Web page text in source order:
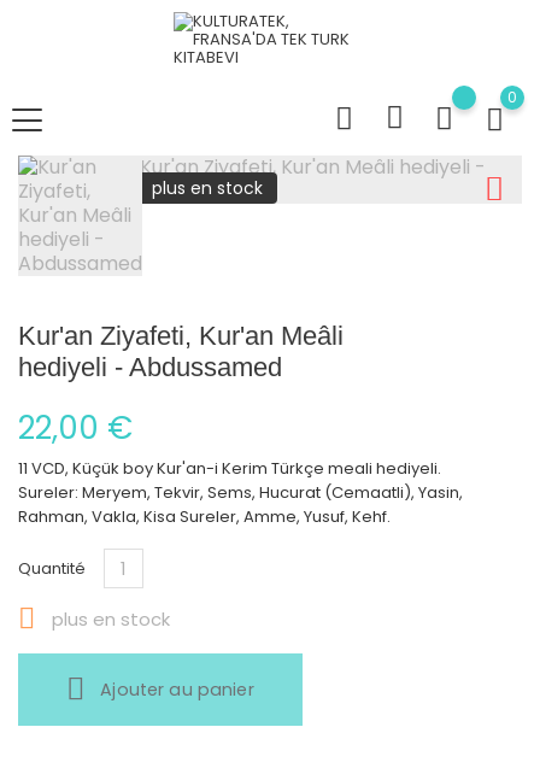
0
plus en stock
Kur'an Ziyafeti, Kur'an Meâli
hediyeli - Abdussamed
22,00 €
11 VCD, Küçük boy Kur'an-i Kerim Türkçe meali hediyeli.
Sureler: Meryem, Tekvir, Sems, Hucurat (Cemaatli), Yasin,
Rahman, Vakla, Kisa Sureler, Amme, Yusuf, Kehf.
Quantité
 plus en stock
Ajouter au panier